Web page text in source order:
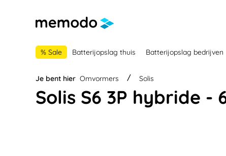
% Sale Batterijopslag thuis Batterijopslag bedrijven
Je bent hier Omvormers Solis
Solis S6 3P hybride -